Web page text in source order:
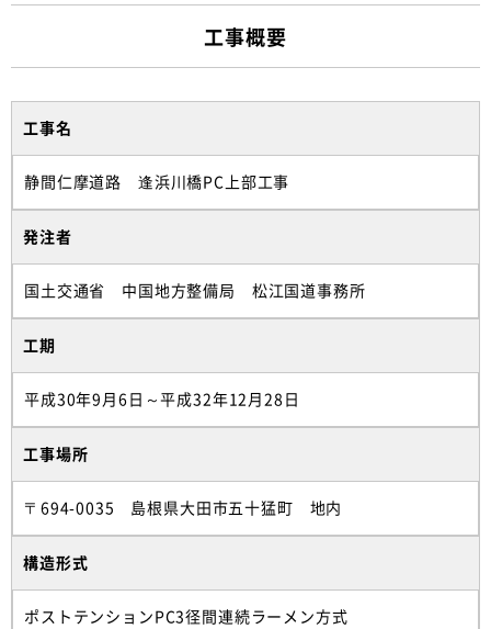
工事概要
工事名
静間仁摩道路 逢浜川橋PC上部工事
発注者
国土交通省 中国地方整備局 松江国道事務所
工期
平成30年9月6日～平成32年12月28日
工事場所
〒694-0035 島根県大田市五十猛町 地内
構造形式
ポストテンションPC3径間連続ラーメン方式